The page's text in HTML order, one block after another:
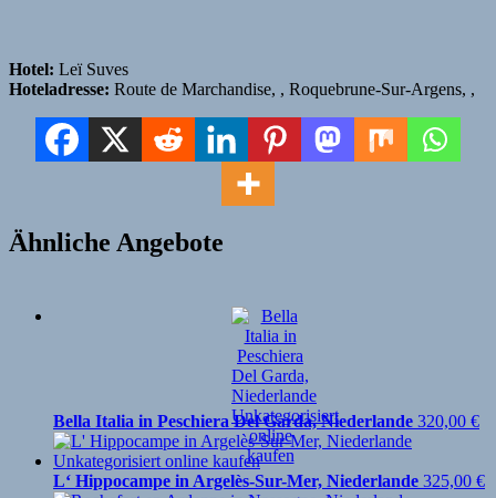
Hotel: Leï Suves
Hoteladresse: Route de Marchandise, , Roquebrune-Sur-Argens, ,
Ähnliche Angebote
Bella Italia in Peschiera Del Garda, Niederlande 320,00 €
L‘ Hippocampe in Argelès-Sur-Mer, Niederlande 325,00 €